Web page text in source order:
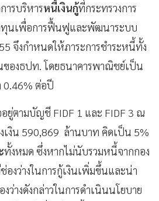
ารบริหารหนี้เงินกู้ที่กระทรวงการ
ทุนเพื่อการฟื้นฟูและพัฒนาระบบ
จึงกำหนดให้ภาระการชำระหนี้ทั้ง
ของธปท. โดยธนาคารพาณิชย์เป็น
0.46% ต่อปี
ยู่ตามบัญชี FIDF 1 และ FIDF 3 ณ
เงิน 590,869 ล้านบาท คิดเป็น 5%
ทั้งหมด ซึ่งหากไม่นับรวมหนี้จากกอง
งว่างในการกู้เงินเพิ่มขึ้นและน่า
ว่างดังกล่าวในการดำเนินนโยบาย